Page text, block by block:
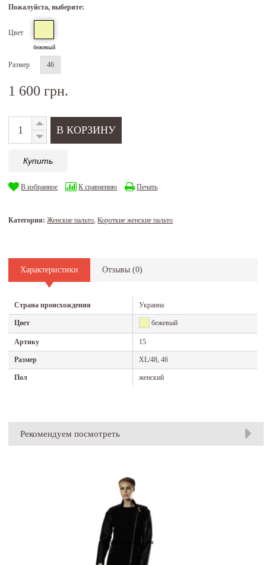
Пожалуйста, выберите:
Цвет
бежевый
Размер 46
1 600 грн.
Купить
В избранное К сравнению Печать
Категория:Женские пальто,Короткие женские пальто
Характеристики Отзывы (0)
Страна происхождения Украина
Цвет бежевый
Артику 15
Размер XL/48, 46
Пол женский
Рекомендуем посмотреть